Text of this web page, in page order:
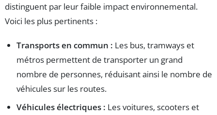
distinguent par leur faible impact environnemental.
Voici les plus pertinents :
Transports en commun : Les bus, tramways et
métros permettent de transporter un grand
nombre de personnes, réduisant ainsi le nombre de
véhicules sur les routes.
Véhicules électriques : Les voitures, scooters et